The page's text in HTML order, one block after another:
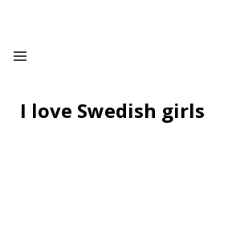
I love Swedish girls